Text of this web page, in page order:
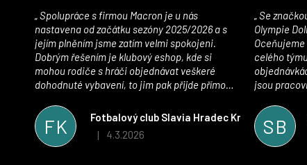
FK
Fotbalový club Slavia Hradec Králové z.s.
Hodnocení obchodu je 5 z 5 hvězdiček.
| 4.3.2026
nastavena od začátku sezóny 2025/2026 a s
jejím plněním jsme zatím velmi spokojeni.
Dobrým řešením je klubový eshop, kde si
mohou rodiče s hráči objednávat veškeré
dohodnuté vybavení, to jim pak přijde přímo
oblečením jsme spokojeni, stejně tak s
komunikací a snahou řešit všechny záležitosti
velmi rychle a ke spokojenosti obou stran.
SB
Olympie
celého
jsou
vynikající a